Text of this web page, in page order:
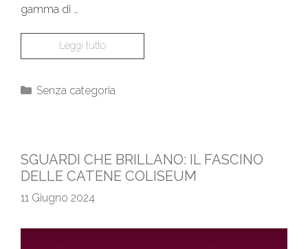
gamma di …
Leggi tutto
Senza categoria
SGUARDI CHE BRILLANO: IL FASCINO
DELLE CATENE COLISEUM
11 Giugno 2024